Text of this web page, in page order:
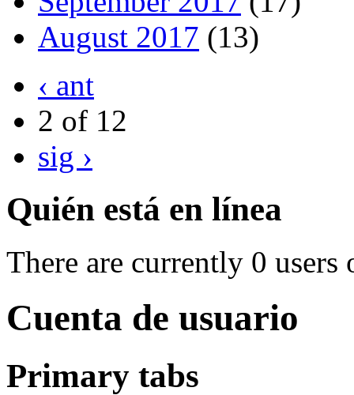
August 2017 (13)
‹ ant
2 of 12
sig ›
Quién está en línea
There are currently 0 users
Cuenta de usuario
Primary tabs